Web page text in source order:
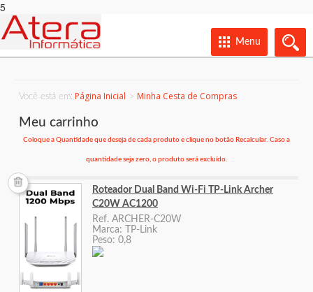
5
Menu
Você está em: Página Inicial Minha Cesta de Compras
Meu carrinho
Coloque a Quantidade que deseja de cada produto e clique no botão Recalcular. Caso a
quantidade seja zero, o produto será excluído.
Roteador Dual Band Wi-Fi TP-Link Archer
C20W AC1200
Ref. ARCHER-C20W
Marca: TP-Link
Peso: 0,8